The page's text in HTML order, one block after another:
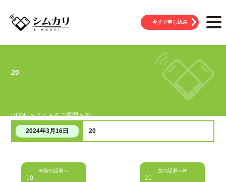
今すぐ申し込み
20
HOME » よくあるご質問 »20
2024年3月16日 20
投
前の記事へ
19
次の記事へ
21